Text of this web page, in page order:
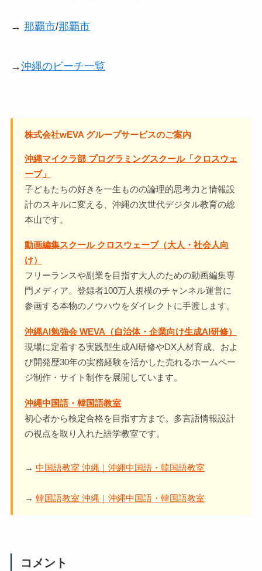
→ 那覇市/那覇市
→沖縄のビーチ一覧
株式会社wEVA グループサービスのご案内
沖縄マイクラ部 プログラミングスクール「クロスウェ
ーブ」
子どもたちの好きを一生ものの論理的思考力と情報設
計のスキルに変える、沖縄の次世代デジタル教育の総
本山です。
動画編集スクール クロスウェーブ（大人・社会人向
け）
フリーランスや副業を目指す大人のための動画編集専
門メディア。登録者100万人規模のチャンネル運営に
参画する本物のノウハウをダイレクトに手渡します。
沖縄AI勉強会 WEVA（自治体・企業向け生成AI研修）
現場に定着する実践型生成AI研修やDX人材育成、およ
び開発歴30年の実務経験を活かした売れるホームペー
ジ制作・サイト制作を展開しています。
沖縄中国語・韓国語教室
初心者から検定合格を目指す方まで。多言語情報設計
の視点を取り入れた語学教室です。
→ 中国語教室 沖縄｜沖縄中国語・韓国語教室
→ 韓国語教室 沖縄｜沖縄中国語・韓国語教室
コメント